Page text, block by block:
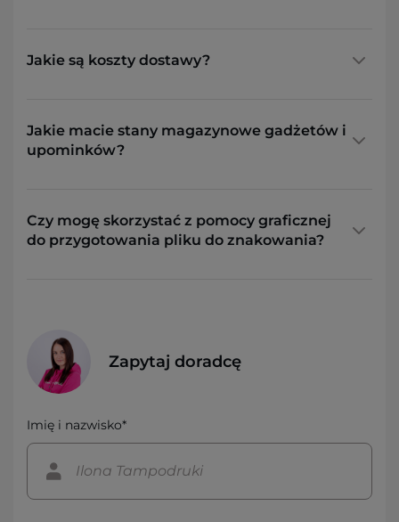
Jakie są koszty dostawy?
Jakie macie stany magazynowe gadżetów i
upominków?
Czy mogę skorzystać z pomocy graficznej
do przygotowania pliku do znakowania?
Zapytaj doradcę
Imię i nazwisko*